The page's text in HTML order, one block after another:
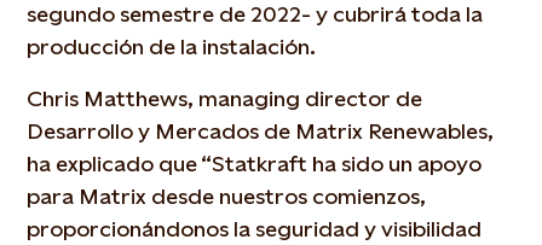
segundo semestre de 2022- y cubrirá toda la
producción de la instalación.
Chris Matthews, managing director de
Desarrollo y Mercados de Matrix Renewables,
ha explicado que “Statkraft ha sido un apoyo
para Matrix desde nuestros comienzos,
proporcionándonos la seguridad y visibilidad